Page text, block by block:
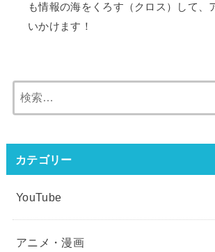
も情報の海をくろす（クロス）して、
いかけます！
索:
カテゴリー
YouTube
アニメ・漫画